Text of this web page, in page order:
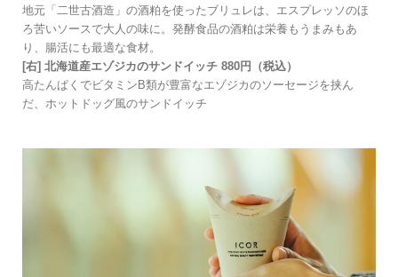
地元「⼆世古酒造」の酒粕を使ったブリュレは、エスプレッソのほ
ろ苦いソースで⼤⼈の味に。発酵⾷品の酒粕は栄養もうまみもあ
り、腸活にも最適な⾷材。
[右] 北海道産エゾジカのサンドイッチ 880円（税込）
⾼たんぱくでビタミンB類が豊富なエゾジカのソーセージを挟ん
だ、ホットドッグ⾵のサンドイッチ